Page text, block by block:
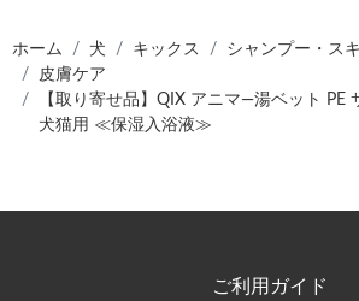
ホーム 犬 キックス
シャンプー・ス
皮膚ケア
【取り寄せ品】QIX アニマ―湯ベット PE
犬猫用 ≪保湿入浴液≫
ご利用ガイド